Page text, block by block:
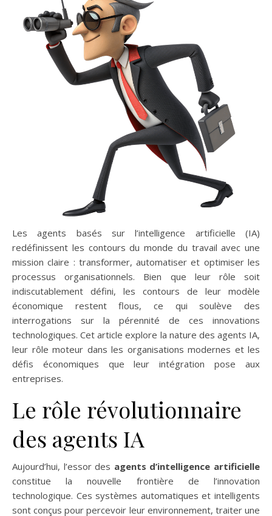
Les agents basés sur l’intelligence artificielle (IA)
redéfinissent les contours du monde du travail avec une
mission claire : transformer, automatiser et optimiser les
processus organisationnels. Bien que leur rôle soit
indiscutablement défini, les contours de leur modèle
économique restent flous, ce qui soulève des
interrogations sur la pérennité de ces innovations
technologiques. Cet article explore la nature des agents IA,
leur rôle moteur dans les organisations modernes et les
défis économiques que leur intégration pose aux
entreprises.
Le rôle révolutionnaire
des agents IA
Aujourd’hui, l’essor des agents d’intelligence artificielle
constitue la nouvelle frontière de l’innovation
technologique. Ces systèmes automatiques et intelligents
sont conçus pour percevoir leur environnement, traiter une